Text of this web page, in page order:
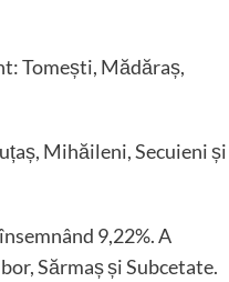
Tomești, Mădăraș,
Mihăileni, Secuieni și
9,22%. A
Sărmaș și Subcetate.